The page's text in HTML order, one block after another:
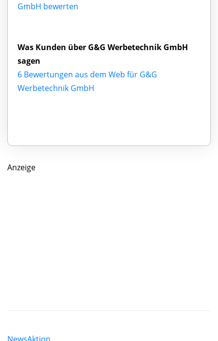
GmbH bewerten
Was Kunden über G&G Werbetechnik GmbH
sagen
6 Bewertungen aus dem Web für G&G
Werbetechnik GmbH
Anzeige
NewsAktion